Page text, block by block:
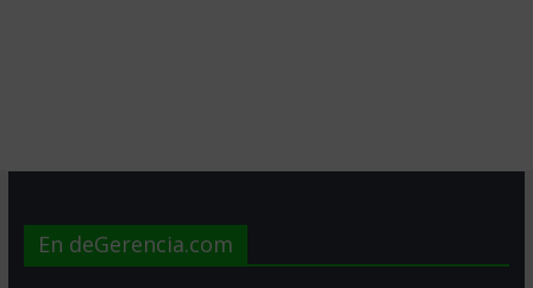
En deGerencia.com